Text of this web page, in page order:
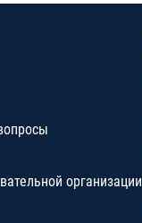
организации